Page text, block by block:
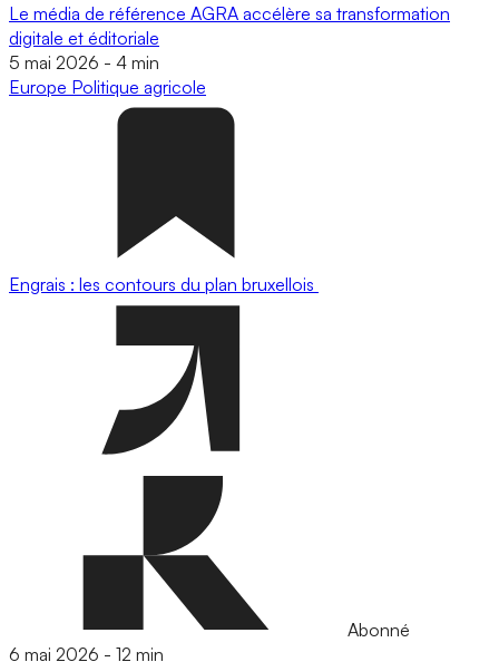
Le média de référence AGRA accélère sa transformation
digitale et éditoriale
5 mai 2026 - 4 min
Europe Politique agricole
Engrais : les contours du plan bruxellois
Abonné
6 mai 2026 - 12 min